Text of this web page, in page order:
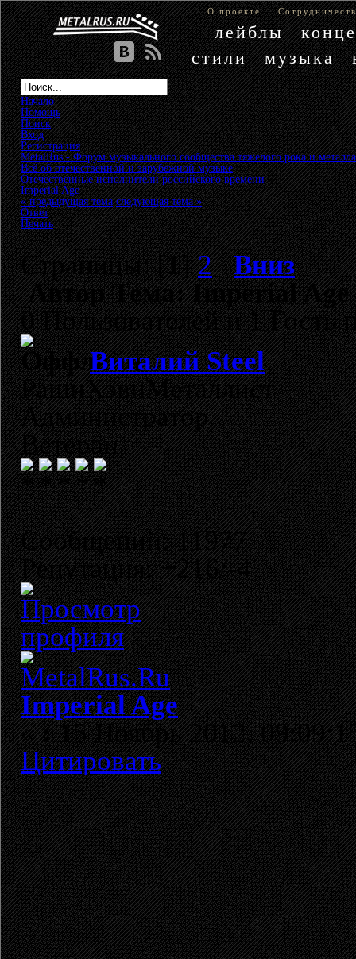
О проекте
лейблы
стили
музыка
Начало
Помощь
Поиск
Вход
Регистрация
MetalRus - Форум музыкального сообщества тяжелого рока и металла
Всё об отечественной и зарубежной музыке»
Отечественные исполнители российского времени»
Imperial Age
« предыдущая тема следующая тема »
Ответ
Печать
Страницы: [1]2
Вниз
АвторТема: Imperial Age
0 Пользователей и 1 Гость
Виталий Steel
РашнХэвиМеталлист
Администратор
Ветеран
Сообщений: 11977
Репутация: +216/-4
Imperial Age
«:15 Ноябрь 2012,
Цитировать